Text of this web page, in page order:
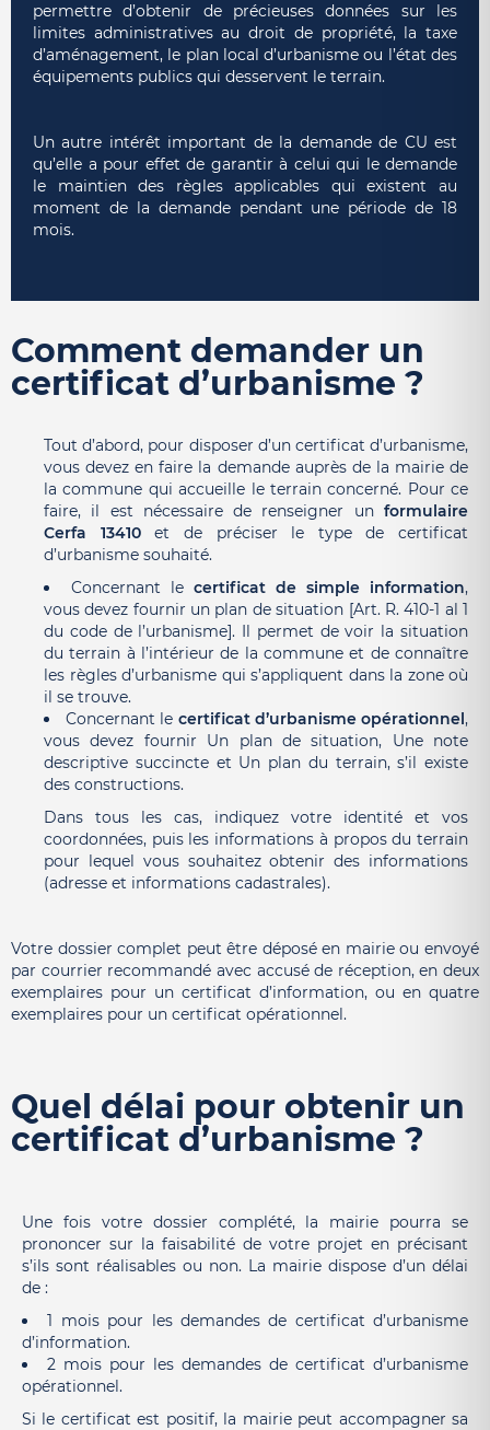
permettre d’obtenir de précieuses données sur les
limites administratives au droit de propriété, la taxe
d’aménagement, le plan local d’urbanisme ou l’état des
équipements publics qui desservent le terrain.
Un autre intérêt important de la demande de CU est
qu’elle a pour effet de garantir à celui qui le demande
le maintien des règles applicables qui existent au
moment de la demande pendant une période de 18
mois.
Comment demander un
certificat d’urbanisme ?
Tout d’abord, pour disposer d’un certificat d’urbanisme,
vous devez en faire la demande auprès de la mairie de
la commune qui accueille le terrain concerné. Pour ce
faire, il est nécessaire de renseigner un formulaire
Cerfa 13410et de préciser le type de certificat
d’urbanisme souhaité.
Concernant le certificat de simple information,
vous devez fournir un plan de situation [Art. R. 410-1 al 1
du code de l’urbanisme]. Il permet de voir la situation
du terrain à l’intérieur de la commune et de connaître
les règles d’urbanisme qui s’appliquent dans la zone où
il se trouve.
Concernant le certificat d’urbanisme opérationnel,
vous devez fournir Un plan de situation, Une note
descriptive succincte et Un plan du terrain, s’il existe
des constructions.
Dans tous les cas, indiquez votre identité et vos
coordonnées, puis les informations à propos du terrain
pour lequel vous souhaitez obtenir des informations
(adresse et informations cadastrales).
Votre dossier complet peut être déposé en mairie ou envoyé
par courrier recommandé avec accusé de réception, en deux
exemplaires pour un certificat d’information, ou en quatre
exemplaires pour un certificat opérationnel.
Quel délai pour obtenir un
certificat d’urbanisme ?
Une fois votre dossier complété, la mairie pourra se
prononcer sur la faisabilité de votre projet en précisant
s’ils sont réalisables ou non. La mairie dispose d’un délai
de :
1 mois pour les demandes de certificat d’urbanisme
d’information.
2 mois pour les demandes de certificat d’urbanisme
opérationnel.
Si le certificat est positif, la mairie peut accompagner sa